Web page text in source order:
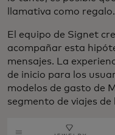
llamativa como regalo.
El equipo de Signet
acompañar esta
mensajes. La
de inicio para los
modelos de gasto de
segmento de viajes de